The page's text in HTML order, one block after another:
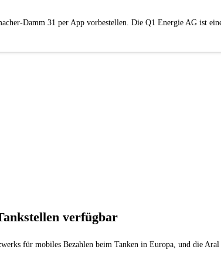
Damm 31 per App vorbestellen. Die Q1 Energie AG ist
verfügbar
für mobiles Bezahlen beim Tanken in Europa, und die